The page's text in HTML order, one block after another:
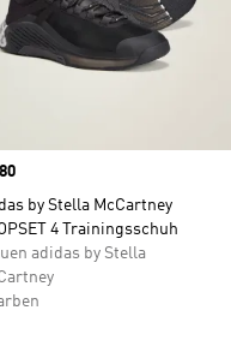
by Stella McCartney
4 Trainingsschuh
adidas by Stella